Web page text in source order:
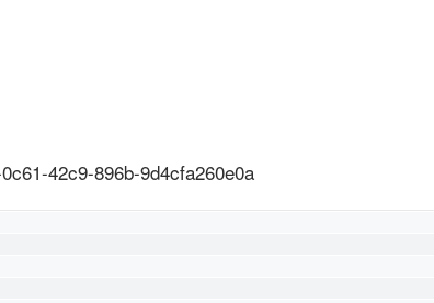
42c9-896b-9d4cfa260e0a